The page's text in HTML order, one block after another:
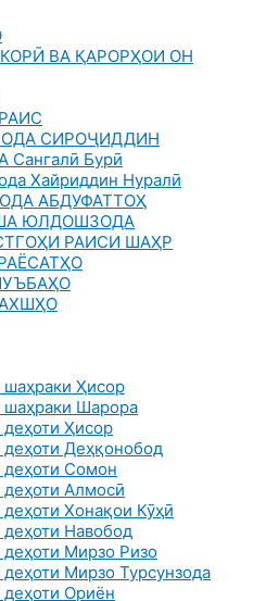
ВА ҚАРОРҲОИ ОН
СИРОҶИДДИН
Сангалӣ Бурӣ
Хайриддин Нуралӣ
АБДУФАТТОҲ
ЮЛДОШЗОДА
РАИСИ ШАҲР
Ҳисор
шаҳраки Шарора
Ҳисор
Деҳқонобод
деҳоти Сомон
Алмосӣ
Хонақои Кӯҳӣ
Навобод
Мирзо Ризо
Мирзо Турсунзода
Ориён